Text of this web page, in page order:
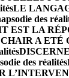
LE
des
EST LA
A ETÉ
des réalités